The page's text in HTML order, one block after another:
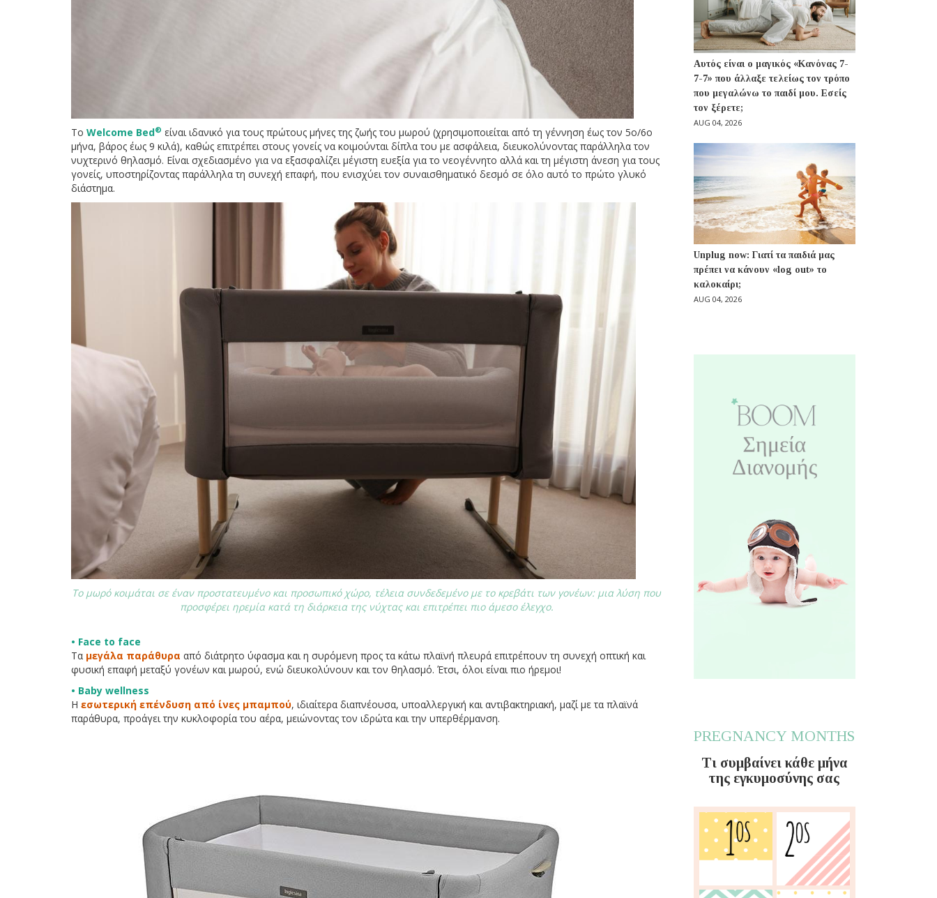
Το Welcome Bed® είναι ιδανικό για τους πρώτους μήνες της ζωής του μωρού (χρησιμοποιείται από τη γέννηση έως τον 5ο/6ο
μήνα, βάρος έως 9 κιλά), καθώς επιτρέπει στους γονείς να κοιμούνται δίπλα του με ασφάλεια, διευκολύνοντας παράλληλα τον
νυχτερινό θηλασμό. Είναι σχεδιασμένο για να εξασφαλίζει μέγιστη ευεξία για το νεογέννητο αλλά και τη μέγιστη άνεση για τους
γονείς, υποστηρίζοντας παράλληλα τη συνεχή επαφή, που ενισχύει τον συναισθηματικό δεσμό σε όλο αυτό το πρώτο γλυκό
διάστημα.
Το μωρό κοιμάται σε έναν προστατευμένο και προσωπικό χώρο, τέλεια συνδεδεμένο με το κρεβάτι των γονέων: μια λύση που
προσφέρει ηρεμία κατά τη διάρκεια της νύχτας και επιτρέπει πιο άμεσο έλεγχο.
• Face to face
Τα μεγάλα παράθυρα από διάτρητο ύφασμα και η συρόμενη προς τα κάτω πλαϊνή πλευρά επιτρέπουν τη συνεχή οπτική και
φυσική επαφή μεταξύ γονέων και μωρού, ενώ διευκολύνουν και τον θηλασμό. Έτσι, όλοι είναι πιο ήρεμοι!
• Baby wellness
Η εσωτερική επένδυση από ίνες μπαμπού, ιδιαίτερα διαπνέουσα, υποαλλεργική και αντιβακτηριακή, μαζί με τα πλαϊνά
παράθυρα, προάγει την κυκλοφορία του αέρα, μειώνοντας τον ιδρώτα και την υπερθέρμανση.
Αυτός είναι ο μαγικός «Κανόνας 7-
7-7» που άλλαξε τελείως τον τρόπο
που μεγαλώνω το παιδί μου. Εσείς
τον ξέρετε;
AUG 04, 2026
Unplug now: Γιατί τα παιδιά μας
πρέπει να κάνουν «log out» το
καλοκαίρι;
AUG 04, 2026
PREGNANCY MONTHS
Τι συμβαίνει κάθε μήνα
της εγκυμοσύνης σας